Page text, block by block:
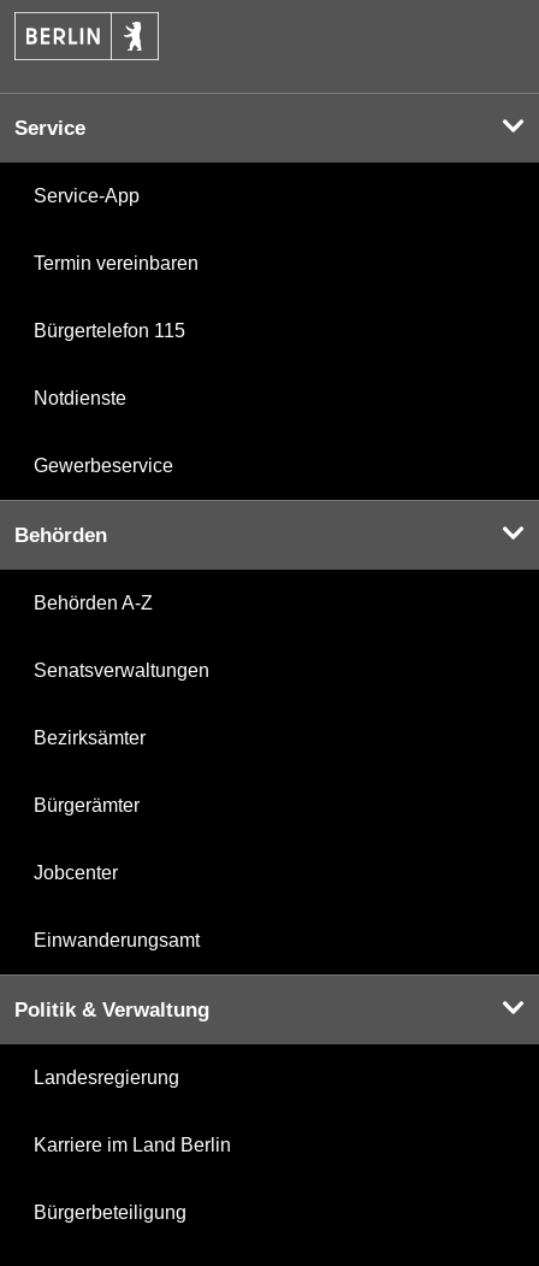
Service
Service-App
Termin vereinbaren
Bürgertelefon 115
Notdienste
Gewerbeservice
Behörden
Behörden A-Z
Senatsverwaltungen
Bezirksämter
Bürgerämter
Jobcenter
Einwanderungsamt
Politik & Verwaltung
Landesregierung
Karriere im Land Berlin
Bürgerbeteiligung